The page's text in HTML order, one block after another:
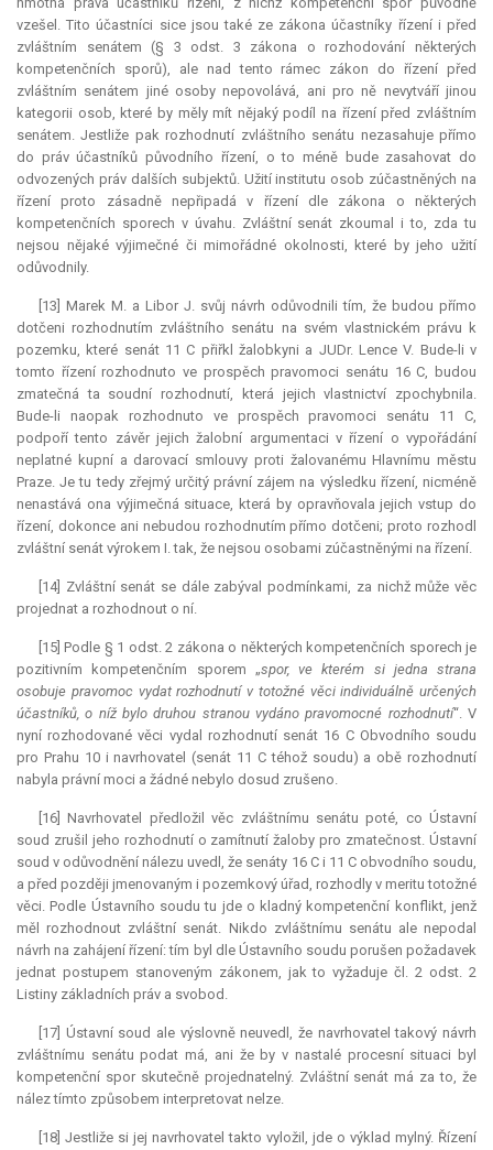
vzešel. Tito účastníci sice jsou také ze zákona účastníky řízení i před
zvláštním senátem (§ 3 odst. 3 zákona o rozhodování některých
kompetenčních sporů), ale nad tento rámec zákon do řízení před
zvláštním senátem jiné osoby nepovolává, ani pro ně nevytváří jinou
kategorii osob, které by měly mít nějaký podíl na řízení před zvláštním
senátem. Jestliže pak rozhodnutí zvláštního senátu nezasahuje přímo
do práv účastníků původního řízení, o to méně bude zasahovat do
odvozených práv dalších subjektů. Užití institutu osob zúčastněných na
řízení proto zásadně nepřipadá v řízení dle zákona o některých
kompetenčních sporech v úvahu. Zvláštní senát zkoumal i to, zda tu
nejsou nějaké výjimečné či mimořádné okolnosti, které by jeho užití
odůvodnily.
[13] Marek M. a Libor J. svůj návrh odůvodnili tím, že budou přímo
dotčeni rozhodnutím zvláštního senátu na svém vlastnickém právu k
pozemku, které senát 11 C přiřkl žalobkyni a JUDr. Lence V. Bude-li v
tomto řízení rozhodnuto ve prospěch pravomoci senátu 16 C, budou
zmatečná ta soudní rozhodnutí, která jejich vlastnictví zpochybnila.
Bude-li naopak rozhodnuto ve prospěch pravomoci senátu 11 C,
podpoří tento závěr jejich žalobní argumentaci v řízení o vypořádání
neplatné kupní a darovací smlouvy proti žalovanému Hlavnímu městu
Praze. Je tu tedy zřejmý určitý právní zájem na výsledku řízení, nicméně
nenastává ona výjimečná situace, která by opravňovala jejich vstup do
řízení, dokonce ani nebudou rozhodnutím přímo dotčeni; proto rozhodl
zvláštní senát výrokem I. tak, že nejsou osobami zúčastněnými na řízení.
[14] Zvláštní senát se dále zabýval podmínkami, za nichž může věc
projednat a rozhodnout o ní.
[15] Podle § 1 odst. 2 zákona o některých kompetenčních sporech je
pozitivním kompetenčním sporem „spor, ve kterém si jedna strana
osobuje pravomoc vydat rozhodnutí v totožné věci individuálně určených
účastníků, o níž bylo druhou stranou vydáno pravomocné rozhodnutí“. V
nyní rozhodované věci vydal rozhodnutí senát 16 C Obvodního soudu
pro Prahu 10 i navrhovatel (senát 11 C téhož soudu) a obě rozhodnutí
nabyla právní moci a žádné nebylo dosud zrušeno.
[16] Navrhovatel předložil věc zvláštnímu senátu poté, co Ústavní
soud zrušil jeho rozhodnutí o zamítnutí žaloby pro zmatečnost. Ústavní
soud v odůvodnění nálezu uvedl, že senáty 16 C i 11 C obvodního soudu,
a před později jmenovaným i pozemkový úřad, rozhodly v meritu totožné
věci. Podle Ústavního soudu tu jde o kladný kompetenční konflikt, jenž
měl rozhodnout zvláštní senát. Nikdo zvláštnímu senátu ale nepodal
návrh na zahájení řízení: tím byl dle Ústavního soudu porušen požadavek
jednat postupem stanoveným zákonem, jak to vyžaduje čl. 2 odst. 2
Listiny základních práv a svobod.
[17] Ústavní soud ale výslovně neuvedl, že navrhovatel takový návrh
zvláštnímu senátu podat má, ani že by v nastalé procesní situaci byl
kompetenční spor skutečně projednatelný. Zvláštní senát má za to, že
nález tímto způsobem interpretovat nelze.
[18] Jestliže si jej navrhovatel takto vyložil, jde o výklad mylný. Řízení